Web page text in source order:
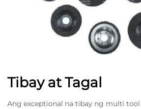
Tibay at Tagal
Ang exceptional na tibay ng multi